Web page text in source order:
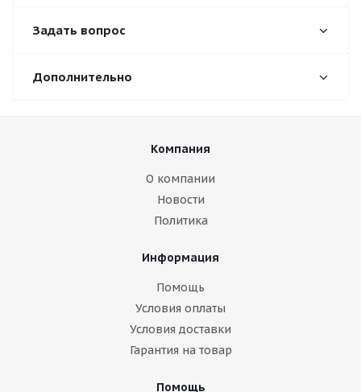
Задать вопрос
Дополнительно
Компания
О компании
Новости
Политика
Информация
Помощь
Условия оплаты
Условия доставки
Гарантия на товар
Помощь